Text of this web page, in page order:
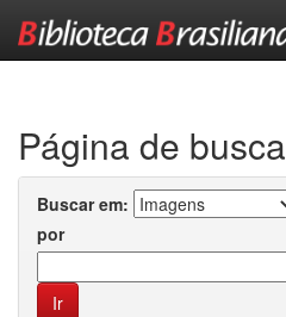
Página de busca
Buscar em:
por